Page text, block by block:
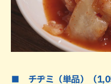
■ チヂミ（単品）（